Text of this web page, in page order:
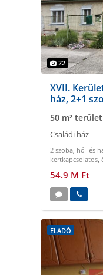
22
XVII.
ház, 2+1
50 m² terület
Családi ház
2 szoba, hő- és
kertkapcsolatos,
54.9 M Ft
ELADÓ